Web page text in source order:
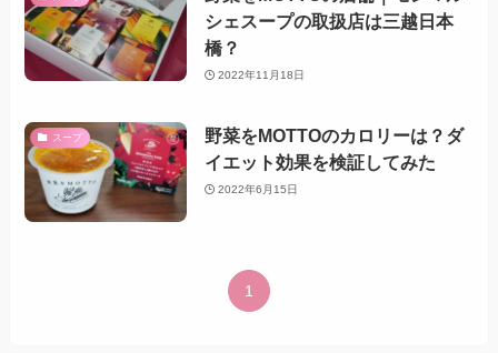
シェスープの取扱店は三越日本
橋？
2022年11月18日
スープ
野菜をMOTTOのカロリーは？ダ
イエット効果を検証してみた
2022年6月15日
1